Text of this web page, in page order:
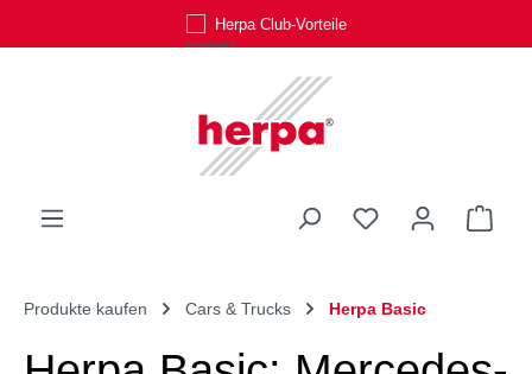
Zum Hauptinhalt springenHerpa Club-Vorteile
Du hast 0
Produkte kaufen Cars & Trucks Herpa Basic